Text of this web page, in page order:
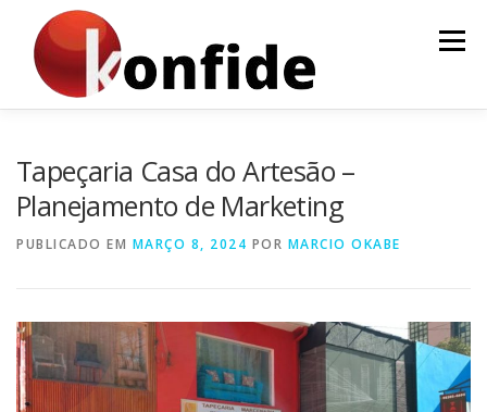
conteúdo
Menu
Tapeçaria Casa do Artesão –
Planejamento de Marketing
PUBLICADO EM MARÇO 8, 2024 POR MARCIO OKABE